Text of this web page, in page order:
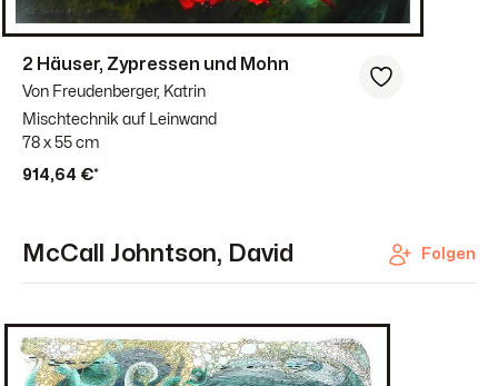
2 Häuser, Zypressen und Mohn
Von Freudenberger, Katrin
Mischtechnik auf Leinwand
78 x 55 cm
914,64 €*
McCall Johntson, David Folgen